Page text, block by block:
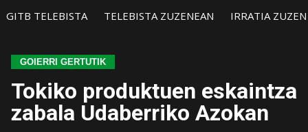
GITB TELEBISTA TELEBISTA ZUZENEAN IRRATIA
GOIERRI GERTUTIK
Tokiko produktuen eskaintza
zabala Udaberriko Azokan